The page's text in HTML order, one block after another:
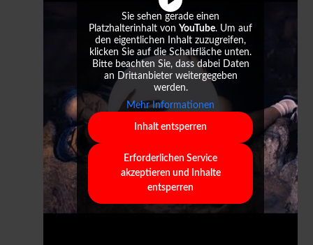
Sie sehen gerade einen
Platzhalterinhalt von YouTube. Um auf
den eigentlichen Inhalt zuzugreifen,
klicken Sie auf die Schaltfläche unten.
Bitte beachten Sie, dass dabei Daten
an Drittanbieter weitergegeben
werden.
Mehr Informationen
Inhalt entsperren
Erforderlichen Service
akzeptieren und Inhalte
entsperren